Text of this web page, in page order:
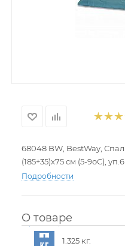
68048 BW, BestWay,
(185+35)x75 см (5-9оС), уп.6
Подробности
О товаре
1.325 кг.